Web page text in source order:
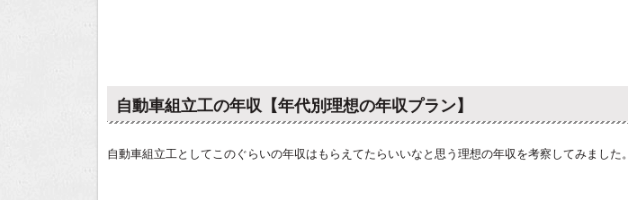
自動車組立工の年収【年代別理想の年収プラン】
自動車組立工としてこのぐらいの年収はもらえてたらいいなと思う理想の年収を考察してみました。